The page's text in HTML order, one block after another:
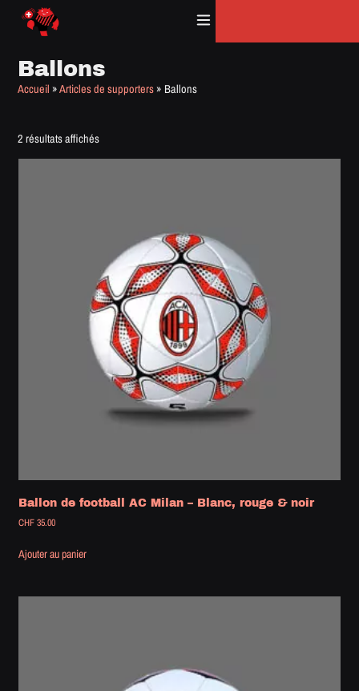
Ballons
Accueil »Articles de supporters» Ballons
2 résultats affichés
Ballon de football AC Milan – Blanc, rouge & noir
CHF35.00
Ajouter au panier
Panneau de gestion des cookies